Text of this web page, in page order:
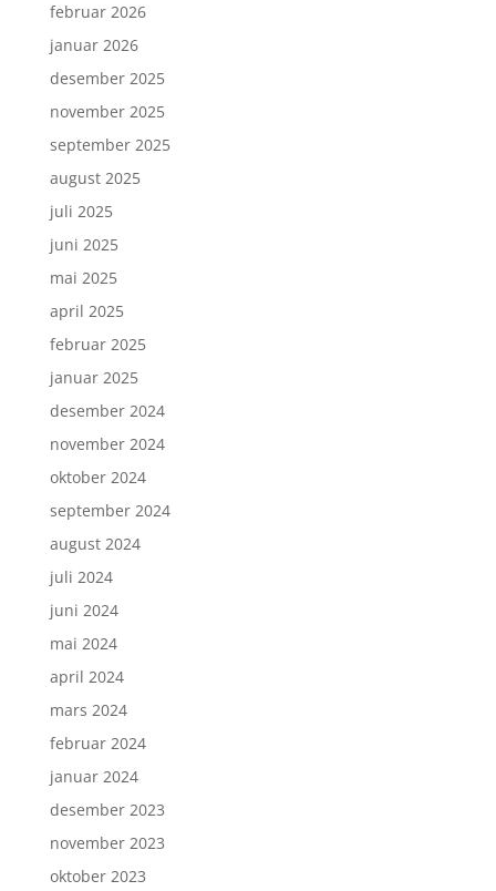
februar 2026
januar 2026
desember 2025
november 2025
september 2025
august 2025
juli 2025
juni 2025
mai 2025
april 2025
februar 2025
januar 2025
desember 2024
november 2024
oktober 2024
september 2024
august 2024
juli 2024
juni 2024
mai 2024
april 2024
mars 2024
februar 2024
januar 2024
desember 2023
november 2023
oktober 2023